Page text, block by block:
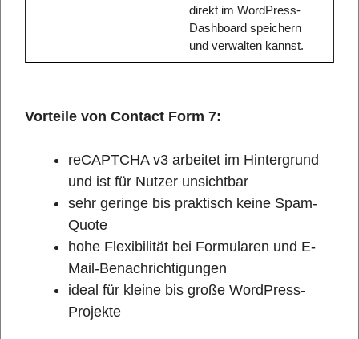
direkt im WordPress-
Dashboard speichern
und verwalten kannst.
Vorteile von Contact Form 7:
reCAPTCHA v3 arbeitet im Hintergrund
und ist für Nutzer unsichtbar
sehr geringe bis praktisch keine Spam-
Quote
hohe Flexibilität bei Formularen und E-
Mail-Benachrichtigungen
ideal für kleine bis große WordPress-
Projekte